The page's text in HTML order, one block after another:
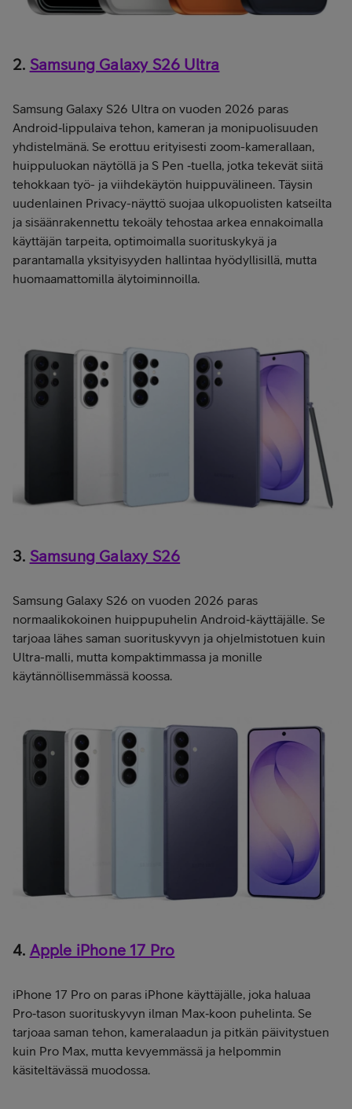
2. Samsung Galaxy S26 Ultra
Samsung Galaxy S26 Ultra on vuoden 2026 paras
Android‑lippulaiva tehon, kameran ja monipuolisuuden
yhdistelmänä. Se erottuu erityisesti zoom-kamerallaan,
huippuluokan näytöllä ja S Pen ‑tuella, jotka tekevät siitä
tehokkaan työ- ja viihdekäytön huippuvälineen. Täysin
uudenlainen Privacy-näyttö suojaa ulkopuolisten katseilta
ja sisäänrakennettu tekoäly tehostaa arkea ennakoimalla
käyttäjän tarpeita, optimoimalla suorituskykyä ja
parantamalla yksityisyyden hallintaa hyödyllisillä, mutta
huomaamattomilla älytoiminnoilla.
3. Samsung Galaxy S26
Samsung Galaxy S26 on vuoden 2026 paras
normaalikokoinen huippupuhelin Android‑käyttäjälle. Se
tarjoaa lähes saman suorituskyvyn ja ohjelmistotuen kuin
Ultra-malli, mutta kompaktimmassa ja monille
käytännöllisemmässä koossa.
4. Apple iPhone 17 Pro
iPhone 17 Pro on paras iPhone käyttäjälle, joka haluaa
Pro‑tason suorituskyvyn ilman Max‑koon puhelinta. Se
tarjoaa saman tehon, kameralaadun ja pitkän päivitystuen
kuin Pro Max, mutta kevyemmässä ja helpommin
käsiteltävässä muodossa.